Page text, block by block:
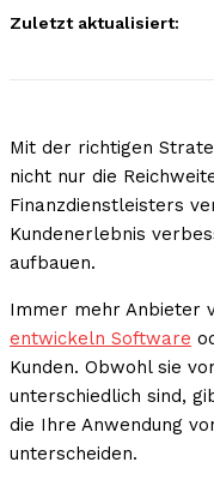
Zuletzt aktualisiert:
Mit der richtigen
nicht nur die
Finanzdienstleisters
Kundenerlebnis
aufbauen.
Immer mehr Anbieter
entwickeln Software
Kunden. Obwohl sie
unterschiedlich sind,
die Ihre Anwendung
unterscheiden.